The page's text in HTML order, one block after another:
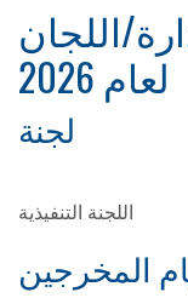
اللجان
لعام 2026
لجنة
اللجنة التنفيذية
المخرجين